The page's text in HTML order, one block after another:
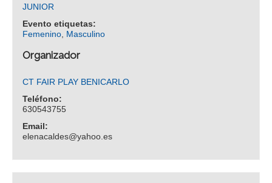
JUNIOR
Evento etiquetas:
Femenino, Masculino
Organizador
CT FAIR PLAY BENICARLO
Teléfono:
630543755
Email:
elenacaldes@yahoo.es